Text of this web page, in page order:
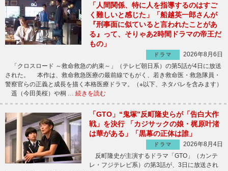
「人間関係、特に人を指導するのはすご
く難しいと感じた」「船越英一郎さんが
『刑事面に似ていると言われたことがあ
る』って、そりゃあ2時間ドラマの帝王だ
もの」
ドラマ
2026年8月6日
「クロスロード ～救命救急の約束～」（テレビ朝日系）の第5話が4日に放送
された。 本作は、救命救急医療の最前線でもがく、若き救命医・救急隊員・
警察官らの正義と成長を描く本格医療ドラマ。（※以下、ネタバレを含みます）
遥（今田美桜）や桐 … 続きを読む
「GTO」“鬼塚”反町隆史らが「告白大作
戦」を決行 「カジサックの娘・梶原叶渚
は華がある」「黒幕の正体は誰」
ドラマ
2026年8月4日
反町隆史が主演するドラマ「GTO」（カンテ
レ・フジテレビ系）の第3話が、3日に放送され